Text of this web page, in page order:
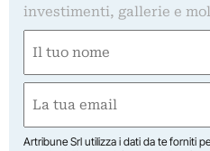
investimenti, gallerie e
(Required)
(Required)
Artribune Srl utilizza i dati da te forniti